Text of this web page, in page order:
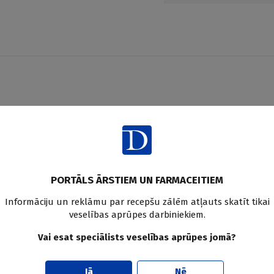
un saņem praktiskus,
medicīnas un farmācijas jaunumus
PORTĀLS ĀRSTIEM UN FARMACEITIEM
Informāciju un reklāmu par recepšu zālēm atļauts skatīt tikai
veselības aprūpes darbiniekiem.
Vai esat speciālists veselības aprūpes jomā?
Jā Nē